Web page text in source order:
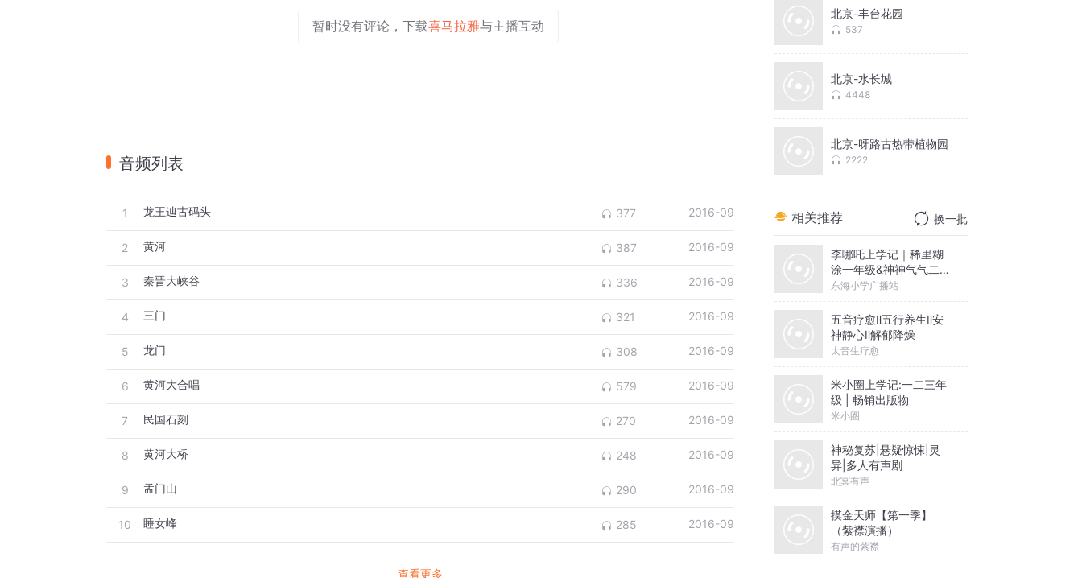
暂时没有评论，下载喜马拉雅与主播互动
音频列表
1 龙王辿古码头 377 2016-09
2 黄河 387 2016-09
3 秦晋大峡谷 336 2016-09
4 三门 321 2016-09
5 龙门 308 2016-09
6 黄河大合唱 579 2016-09
7 民国石刻 270 2016-09
8 黄河大桥 248 2016-09
9 孟门山 290 2016-09
10 睡女峰 285 2016-09
查看更多
北京-丰台花园
537
北京-水长城
4448
北京-呀路古热带植物园
2222
相关推荐 换一批
李哪吒上学记｜稀里糊
涂一年级&神神气气二年
级
东海小学广播站
五音疗愈Ⅱ五行养生Ⅱ安
神静心Ⅱ解郁降燥
太音生疗愈
米小圈上学记:一二三年
级 | 畅销出版物
米小圈
神秘复苏|悬疑惊悚|灵
异|多人有声剧
北冥有声
摸金天师【第一季】
（紫襟演播）
有声的紫襟